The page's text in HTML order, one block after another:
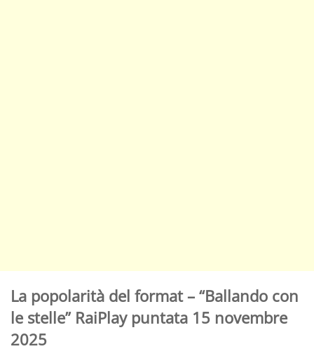
La popolarità del format – “Ballando con
le stelle” RaiPlay puntata 15 novembre
2025